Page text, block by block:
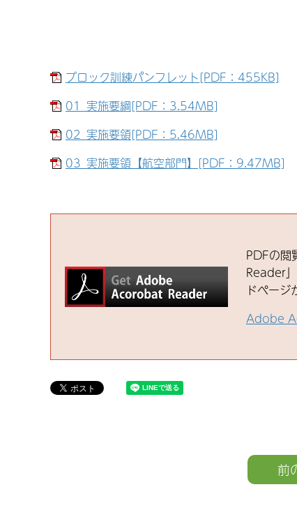
ブロック訓練パンフレット[PDF：455KB]
01_実施要綱[PDF：3.54MB]
02_実施要領[PDF：5.46MB]
03_実施要領【航空部門】[PDF：9.47MB]
PDFの
Reader
ドページ
Adobe
前